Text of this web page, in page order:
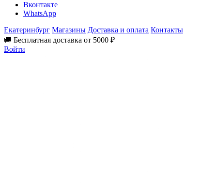
Вконтакте
WhatsApp
Екатеринбург Магазины Доставка и оплата Контакты
🚚 Бесплатная доставка от 5000 ₽
Войти